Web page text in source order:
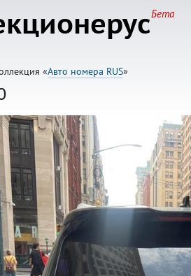
Бета
«Авто номера RUS»